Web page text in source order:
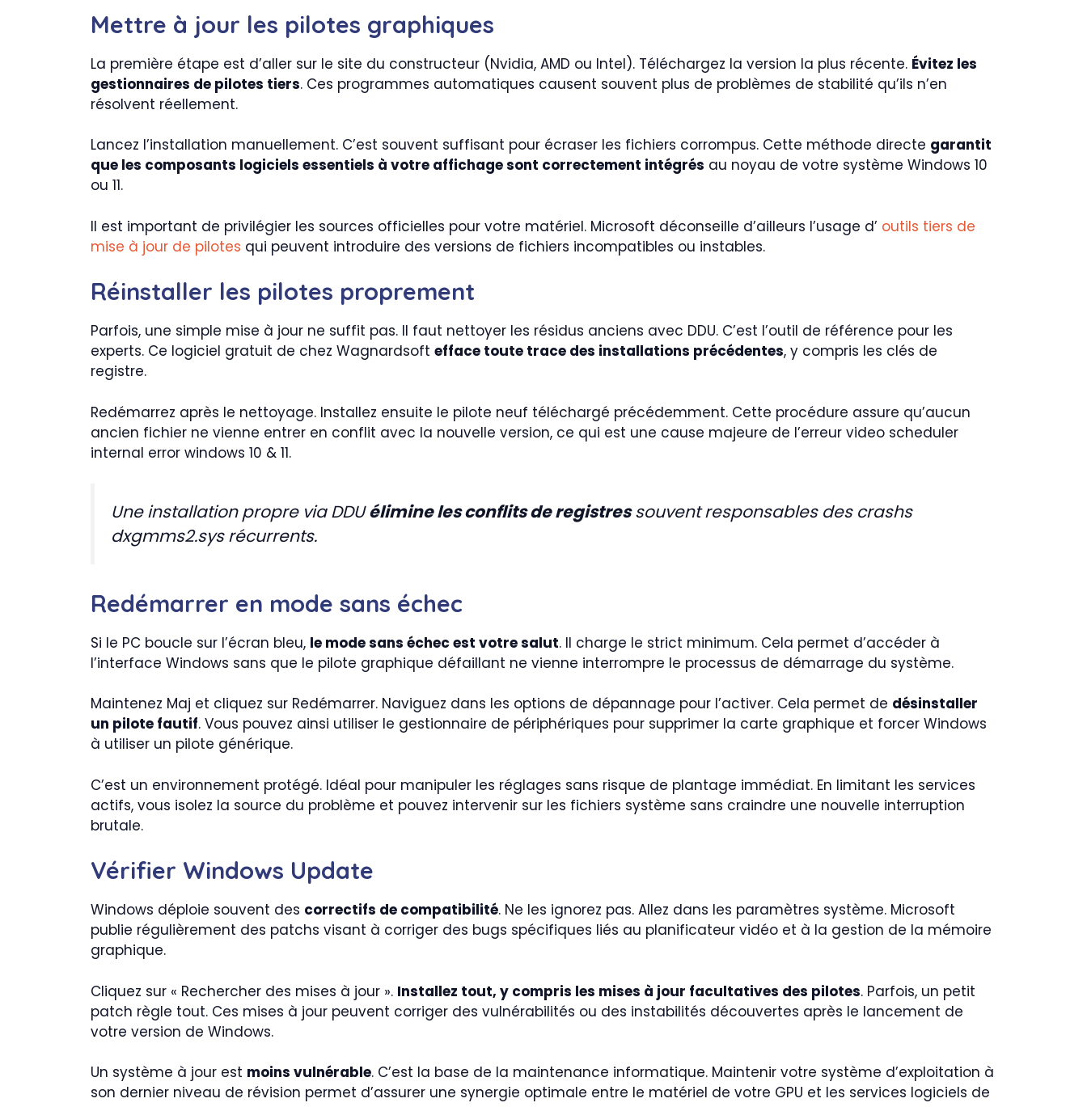
Mettre à jour les pilotes graphiques
La première étape est d’aller sur le site du constructeur (Nvidia, AMD ou Intel). Téléchargez la version la plus récente. Évitez les
gestionnaires de pilotes tiers. Ces programmes automatiques causent souvent plus de problèmes de stabilité qu’ils n’en
résolvent réellement.
Lancez l’installation manuellement. C’est souvent suffisant pour écraser les fichiers corrompus. Cette méthode directe garantit
que les composants logiciels essentiels à votre affichage sont correctement intégrés au noyau de votre système Windows 10
ou 11.
Il est important de privilégier les sources officielles pour votre matériel. Microsoft déconseille d’ailleurs l’usage d’ outils tiers de
mise à jour de pilotes qui peuvent introduire des versions de fichiers incompatibles ou instables.
Réinstaller les pilotes proprement
Parfois, une simple mise à jour ne suffit pas. Il faut nettoyer les résidus anciens avec DDU. C’est l’outil de référence pour les
experts. Ce logiciel gratuit de chez Wagnardsoft efface toute trace des installations précédentes, y compris les clés de
registre.
Redémarrez après le nettoyage. Installez ensuite le pilote neuf téléchargé précédemment. Cette procédure assure qu’aucun
ancien fichier ne vienne entrer en conflit avec la nouvelle version, ce qui est une cause majeure de l’erreur video scheduler
internal error windows 10 & 11.
Une installation propre via DDUélimine les conflits de registressouvent responsables des crashs
dxgmms2.sys récurrents.
Redémarrer en mode sans échec
Si le PC boucle sur l’écran bleu, le mode sans échec est votre salut. Il charge le strict minimum. Cela permet d’accéder à
l’interface Windows sans que le pilote graphique défaillant ne vienne interrompre le processus de démarrage du système.
Maintenez Maj et cliquez sur Redémarrer. Naviguez dans les options de dépannage pour l’activer. Cela permet de désinstaller
un pilote fautif. Vous pouvez ainsi utiliser le gestionnaire de périphériques pour supprimer la carte graphique et forcer Windows
à utiliser un pilote générique.
C’est un environnement protégé. Idéal pour manipuler les réglages sans risque de plantage immédiat. En limitant les services
actifs, vous isolez la source du problème et pouvez intervenir sur les fichiers système sans craindre une nouvelle interruption
brutale.
Vérifier Windows Update
Windows déploie souvent des correctifs de compatibilité. Ne les ignorez pas. Allez dans les paramètres système. Microsoft
publie régulièrement des patchs visant à corriger des bugs spécifiques liés au planificateur vidéo et à la gestion de la mémoire
graphique.
Cliquez sur « Rechercher des mises à jour ». Installez tout, y compris les mises à jour facultatives des pilotes. Parfois, un petit
patch règle tout. Ces mises à jour peuvent corriger des vulnérabilités ou des instabilités découvertes après le lancement de
votre version de Windows.
Un système à jour est moins vulnérable. C’est la base de la maintenance informatique. Maintenir votre système d’exploitation à
son dernier niveau de révision permet d’assurer une synergie optimale entre le matériel de votre GPU et les services logiciels de